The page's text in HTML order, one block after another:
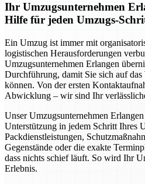
Ihr Umzugsunternehmen
Hilfe für jeden Umzugs-
Ein Umzug ist immer mit
logistischen Herausforderungen
Umzugsunternehmen Erlangen
Durchführung, damit Sie sich auf das
können. Von der ersten
Abwicklung – wir sind Ihr
Unser Umzugsunternehmen
Unterstützung in jedem Schritt Ihres
Packdienstleistungen,
Gegenstände oder die exakte
dass nichts schief läuft. So wird Ihr
Erlebnis.